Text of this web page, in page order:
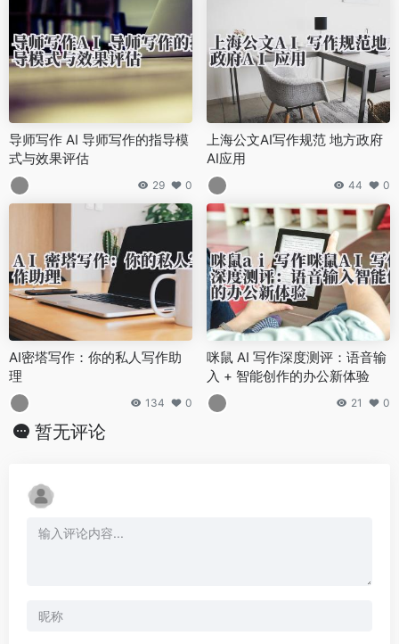
导师写作 AI 导师写作的指导模
式与效果评估
29 0
上海公文AI写作规范 地方政府
AI应用
44 0
AI密塔写作：你的私人写作助
理
134 0
咪鼠 AI 写作深度测评：语音输
入 + 智能创作的办公新体验
21 0
暂无评论